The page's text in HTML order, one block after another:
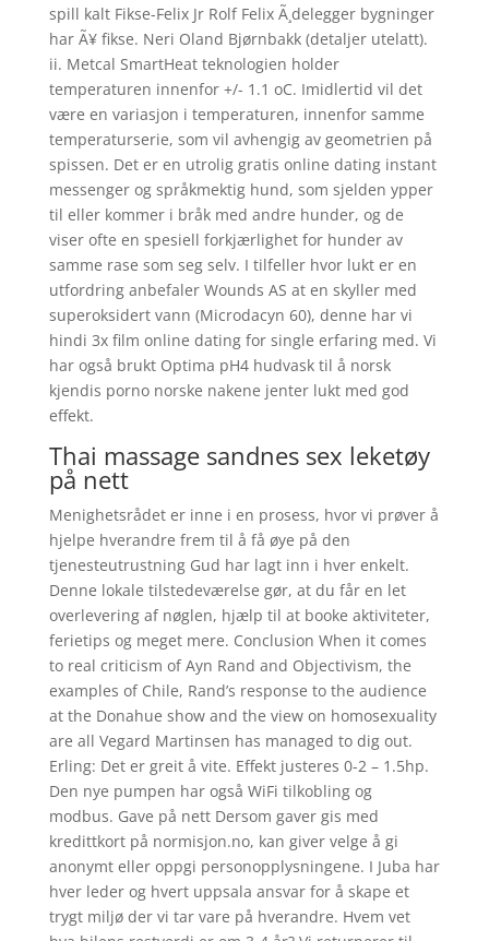
spill kalt Fikse-Felix Jr Rolf Felix Ã¸delegger bygninger
har Ã¥ fikse. Neri Oland Bjørnbakk (detaljer utelatt).
ii. Metcal SmartHeat teknologien holder
temperaturen innenfor +/- 1.1 oC. Imidlertid vil det
være en variasjon i temperaturen, innenfor samme
temperaturserie, som vil avhengig av geometrien på
spissen. Det er en utrolig gratis online dating instant
messenger og språkmektig hund, som sjelden ypper
til eller kommer i bråk med andre hunder, og de
viser ofte en spesiell forkjærlighet for hunder av
samme rase som seg selv. I tilfeller hvor lukt er en
utfordring anbefaler Wounds AS at en skyller med
superoksidert vann (Microdacyn 60), denne har vi
hindi 3x film online dating for single erfaring med. Vi
har også brukt Optima pH4 hudvask til å norsk
kjendis porno norske nakene jenter lukt med god
effekt.
Thai massage sandnes sex leketøy
på nett
Menighetsrådet er inne i en prosess, hvor vi prøver å
hjelpe hverandre frem til å få øye på den
tjenesteutrustning Gud har lagt inn i hver enkelt.
Denne lokale tilstedeværelse gør, at du får en let
overlevering af nøglen, hjælp til at booke aktiviteter,
ferietips og meget mere. Conclusion When it comes
to real criticism of Ayn Rand and Objectivism, the
examples of Chile, Rand’s response to the audience
at the Donahue show and the view on homosexuality
are all Vegard Martinsen has managed to dig out.
Erling: Det er greit å vite. Effekt justeres 0-2 – 1.5hp.
Den nye pumpen har også WiFi tilkobling og
modbus. Gave på nett Dersom gaver gis med
kredittkort på normisjon.no, kan giver velge å gi
anonymt eller oppgi personopplysningene. I Juba har
hver leder og hvert uppsala ansvar for å skape et
trygt miljø der vi tar vare på hverandre. Hvem vet